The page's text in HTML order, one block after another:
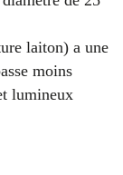
laiton) a une
moins
lumineux